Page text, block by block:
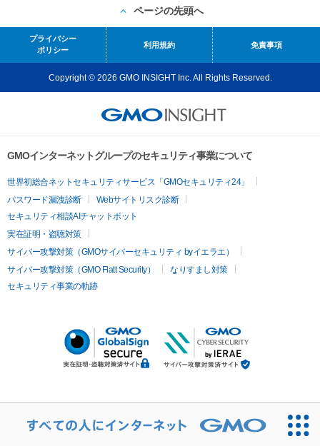
ページの先頭へ
プライバシー
ポリシー
利用規約 免責事項
Copyright © 2026 GMO INSIGHT Inc. All Rights Reserved.
GMOインターネットグループのセキュリティ事業について
世界初総合ネットセキュリティサービス「GMOセキュリティ24」
パスワード漏洩診断
Webサイトリスク診断
セキュリティ相談AIチャットボット
実在証明・盗聴対策
サイバー攻撃対策（GMOサイバーセキュリティ byイエラエ）
サイバー攻撃対策（GMO Flatt Security）
なりすまし対策
セキュリティ事業の軌跡